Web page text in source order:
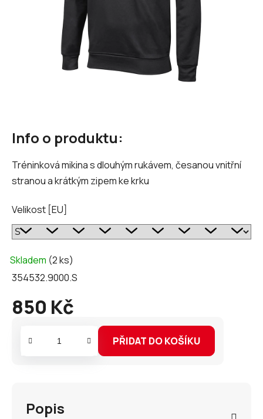
Info o produktu:
Tréninková mikina s dlouhým rukávem, česanou vnitřní
stranou a krátkým zipem ke krku
Velikost [EU]
Skladem (2 ks)
354532.9000.S
850 Kč
Měrná
PŘIDAT DO KOŠÍKU
Popis